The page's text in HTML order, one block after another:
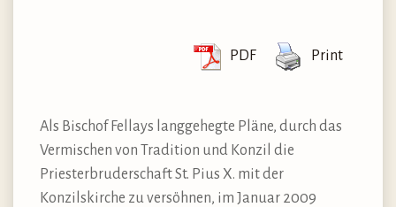
PDF Print
Als Bischof Fellays langgehegte Pläne, durch das
Vermischen von Tradition und Konzil die
Priesterbruderschaft St. Pius X. mit der
Konzilskirche zu versöhnen, im Januar 2009